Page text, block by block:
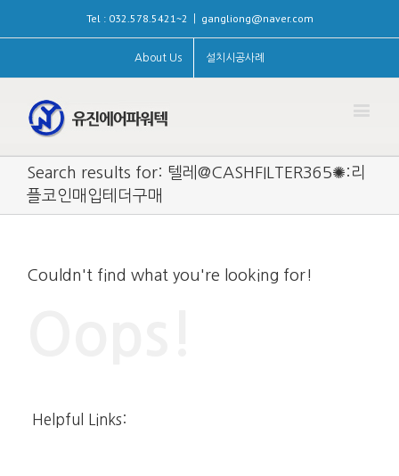
Tel : 032.578.5421~2 gangliong@naver.com
About Us 설치시공사례
Search results for: 텔레@CASHFILTER365✺:리
플코인매입테더구매
Couldn't find what you're looking for!
Helpful Links: